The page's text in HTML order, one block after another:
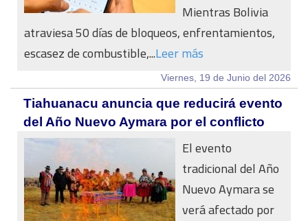
Mientras Bolivia
atraviesa 50 días de bloqueos, enfrentamientos,
escasez de combustible,...Leer más
Viernes, 19 de Junio del 2026
Tiahuanacu anuncia que reducirá evento
del Año Nuevo Aymara por el conflicto
El evento
tradicional del Año
Nuevo Aymara se
verá afectado por